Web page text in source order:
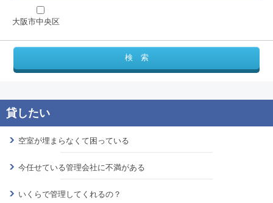
大阪市中央区
空室が埋まらなくて困っている
今任せている管理会社に不満がある
いくらで管理してくれるの？